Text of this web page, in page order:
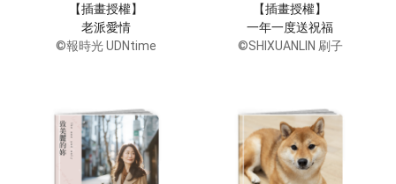
【插畫授權】
老派愛情
©報時光 UDNtime
【插畫授權】
一年一度送祝福
©SHIXUANLIN 刷子